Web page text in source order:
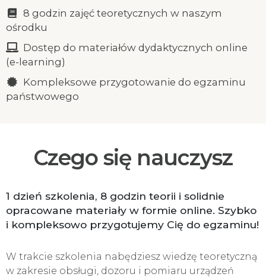
8 godzin zajęć teoretycznych w naszym
ośrodku
Dostęp do materiałów dydaktycznych online
(e-learning)
Kompleksowe przygotowanie do egzaminu
państwowego
Czego się nauczysz
1 dzień szkolenia, 8 godzin teorii i solidnie
opracowane materiały w formie online. Szybko
i kompleksowo przygotujemy Cię do egzaminu!
W trakcie szkolenia nabędziesz wiedzę teoretyczną
w zakresie obsługi, dozoru i pomiaru urządzeń